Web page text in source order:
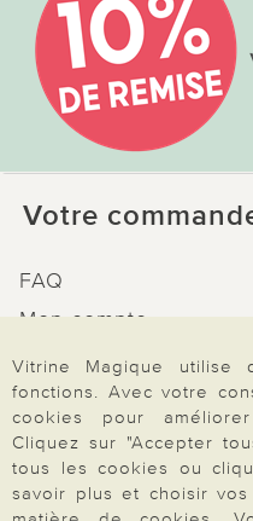
Votre
FAQ
Mon compte
Inscription Newsletter
Demande de
Données personnelles
Droit de rétractation
Vitrine Magique utilise
fonctions. Avec votre
cookies pour
Cliquez sur "Accepter
tous les cookies ou
savoir plus et choisir